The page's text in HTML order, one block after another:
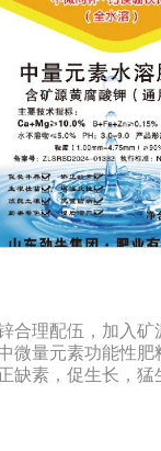
合理配伍，加入矿
微量元素功能性肥
缺素，促生长，猛
养需求，预防作物
效持久，改善作物